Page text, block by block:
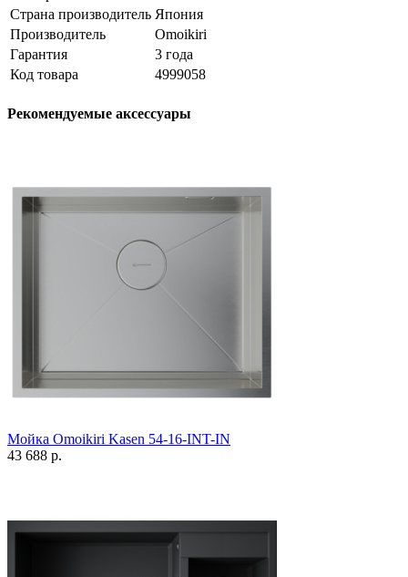
Страна производитель Япония
Производитель
Omoikiri
Гарантия
3 года
Код товара
4999058
Рекомендуемые аксессуары
Мойка Omoikiri Kasen 54-16-INT-IN
43 688 р.